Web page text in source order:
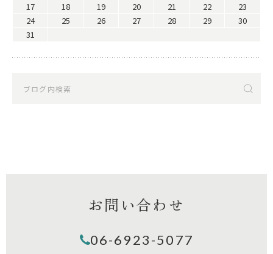
17
18 19 20 21 22
23
24
25 26 27 28 29
30
31
お問い合わせ
06-6923-5077